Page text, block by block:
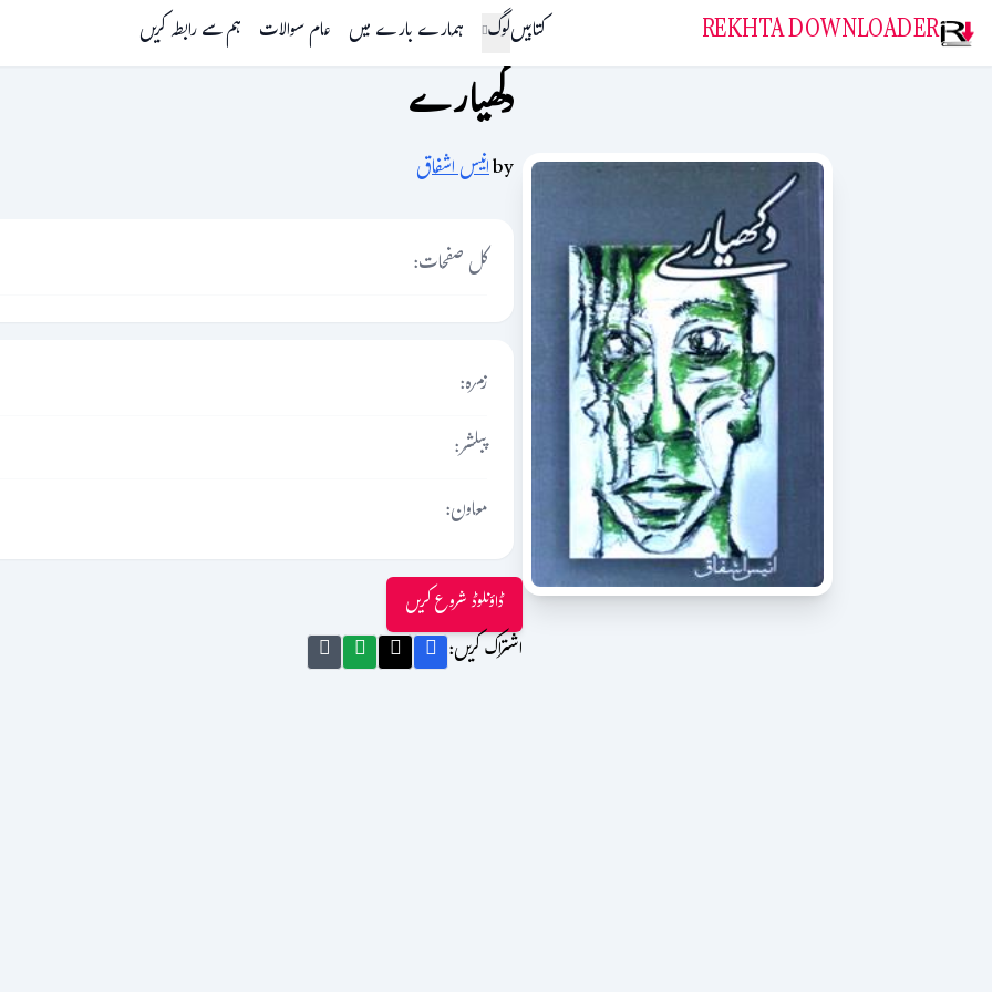
REKHTA DOWNLOADER کتابیںلوگ ہمارے بارے میں عام سوالات ہم سے رابطہ کریں
دکھیارے
byانیس اشفاق
کل صفحات:
زمرہ:
پبلشر:
معاون:
ڈاؤنلوڈ شروع کریں
اشتراک کریں: